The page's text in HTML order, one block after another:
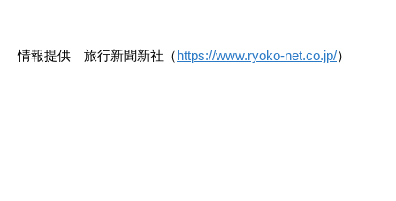
情報提供 旅行新聞新社（https://www.ryoko-net.co.jp/）